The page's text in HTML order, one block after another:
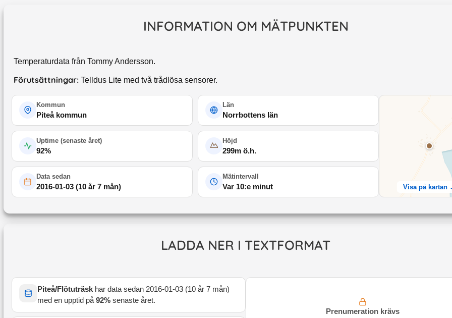
INFORMATION OM MÄTPUNKTEN
Temperaturdata från Tommy Andersson.
Förutsättningar: Telldus Lite med två trådlösa sensorer.
Kommun
Piteå kommun
Län
Norrbottens län
Uptime (senaste året)
92%
Höjd
299m ö.h.
Data sedan
2016-01-03 (10 år 7 mån)
Mätintervall
Var 10:e minut Visa på kartan
LADDA NER I TEXTFORMAT
Piteå/Flötuträsk har data sedan 2016-01-03 (10 år 7 mån)
med en upptid på 92% senaste året.
Prenumeration krävs